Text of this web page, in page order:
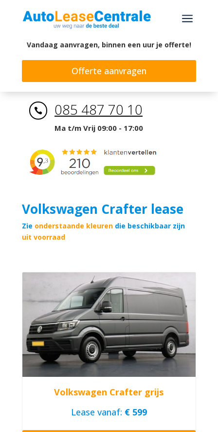
a
Vandaag aanvragen, binnen een uur je offerte!
Offerte aanvragen
 085 487 70 10
Ma t/m Vrij 09:00 - 17:00
Volkswagen Crafter lease
Zie onderstaande kleurendie beschikbaar zijn
uit voorraad
Volkswagen Crafter grijs
Lease vanaf: € 599